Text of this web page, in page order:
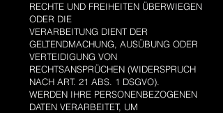
RECHTE UND FREIHEITEN ÜBERWIEGEN
ODER DIE
VERARBEITUNG DIENT DER
GELTENDMACHUNG, AUSÜBUNG ODER
VERTEIDIGUNG VON
RECHTSANSPRÜCHEN (WIDERSPRUCH
NACH ART. 21 ABS. 1 DSGVO).
WERDEN IHRE PERSONENBEZOGENEN
DATEN VERARBEITET, UM